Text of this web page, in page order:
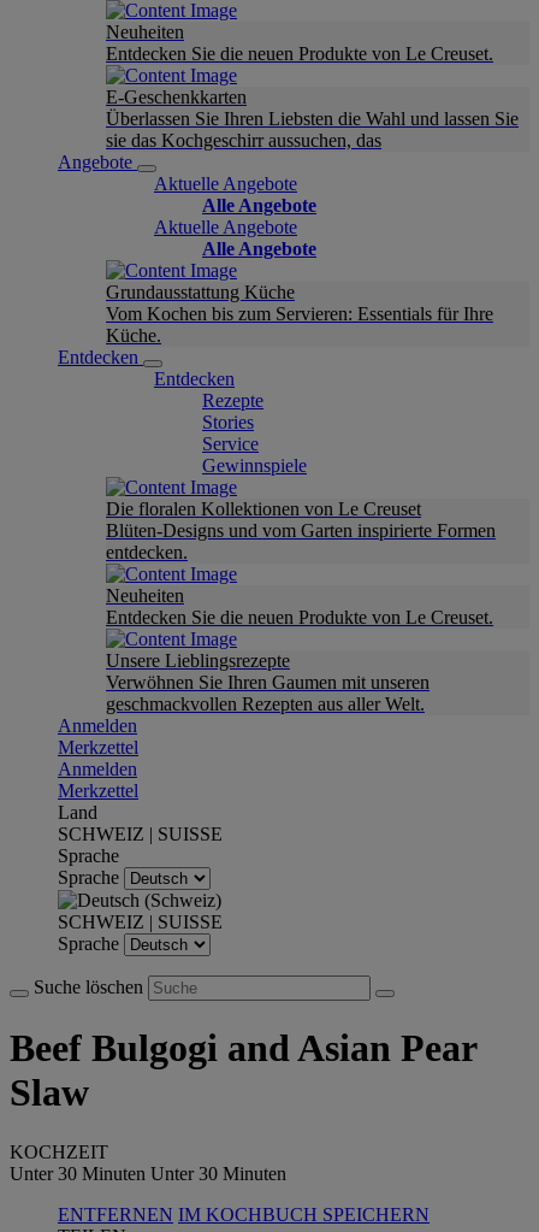
Neuheiten
Entdecken Sie die neuen Produkte von Le Creuset.
E-Geschenkkarten
Überlassen Sie Ihren Liebsten die Wahl und lassen Sie
sie das Kochgeschirr aussuchen, das
Angebote
Aktuelle Angebote
Alle Angebote
Aktuelle Angebote
Alle Angebote
Grundausstattung Küche
Vom Kochen bis zum Servieren: Essentials für Ihre
Küche.
Entdecken
Entdecken
Rezepte
Stories
Service
Gewinnspiele
Die floralen Kollektionen von Le Creuset
Blüten-Designs und vom Garten inspirierte Formen
entdecken.
Neuheiten
Entdecken Sie die neuen Produkte von Le Creuset.
Unsere Lieblingsrezepte
Verwöhnen Sie Ihren Gaumen mit unseren
geschmackvollen Rezepten aus aller Welt.
Anmelden
Merkzettel
Anmelden
Merkzettel
Land
SCHWEIZ | SUISSE
Sprache
Sprache
SCHWEIZ | SUISSE
Sprache
Suche löschen
Beef Bulgogi and Asian Pear
Slaw
KOCHZEIT
Unter 30 Minuten Unter 30 Minuten
ENTFERNEN IM KOCHBUCH SPEICHERN